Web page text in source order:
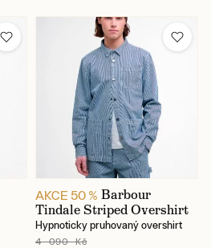
AKCE 50 % Barbour
Tindale Striped Overshirt
Hypnoticky pruhovaný overshirt
4 090 Kč